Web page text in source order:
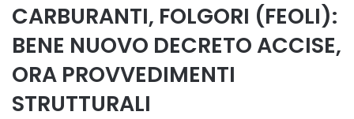
CARBURANTI, FOLGORI (FEOLI):
BENE NUOVO DECRETO ACCISE,
ORA PROVVEDIMENTI
STRUTTURALI